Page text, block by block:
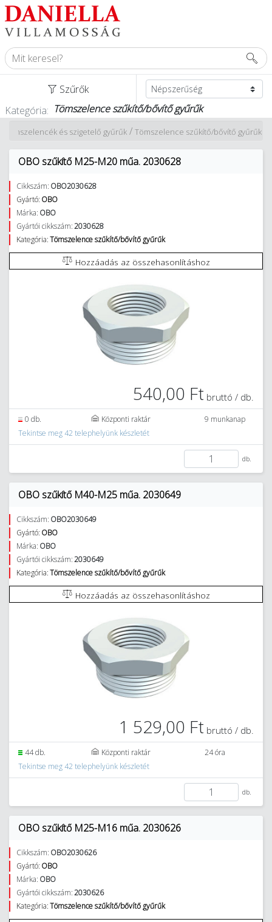
Szűrők
Kategória: Tömszelence szűkítő/bővítő gyűrűk
Tömszelence szűkítő/bővítő gyűrűk
/
Tömszelencék és szigetelő gyűrűk
OBO szűkítő M25-M20 műa. 2030628
Cikkszám: OBO2030628
Gyártó: OBO
Márka: OBO
Gyártói cikkszám:2030628
Kategória:Tömszelence szűkítő/bővítő gyűrűk
Hozzáadás az összehasonlításhoz
540,00 Ft bruttó / db.
0 db. Központi raktár
9 munkanap
Tekintse meg 42 telephelyünk készletét
db.
OBO szűkítő M40-M25 műa. 2030649
Cikkszám: OBO2030649
Gyártó: OBO
Márka: OBO
Gyártói cikkszám:2030649
Kategória:Tömszelence szűkítő/bővítő gyűrűk
Hozzáadás az összehasonlításhoz
1 529,00 Ft bruttó / db.
44 db. Központi raktár
24 óra
Tekintse meg 42 telephelyünk készletét
db.
OBO szűkítő M25-M16 műa. 2030626
Cikkszám: OBO2030626
Gyártó: OBO
Márka: OBO
Gyártói cikkszám:2030626
Kategória:Tömszelence szűkítő/bővítő gyűrűk